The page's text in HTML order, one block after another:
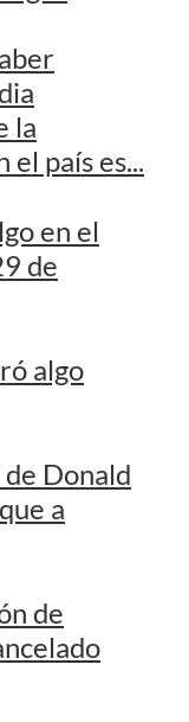
la
el país es...
en el
de
algo
Donald
a
de